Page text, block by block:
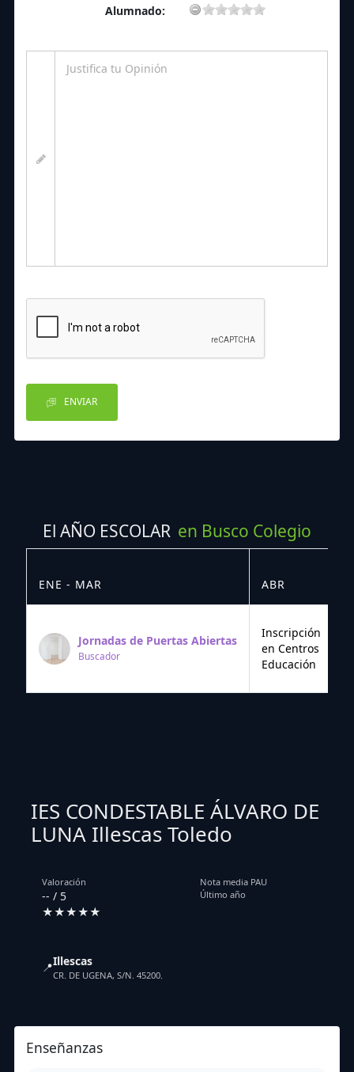
Alumnado:
ENVIAR
El AÑO ESCOLAR en Busco Colegio
ENE - MAR ABR
Jornadas de Puertas Abiertas
Buscador
Inscripción
en Centros
Educación
IES CONDESTABLE ÁLVARO DE
LUNA Illescas Toledo
Valoración
-- / 5
★★★★★
Nota media PAU
Último año
📍Illescas
CR. DE UGENA, S/N. 45200.
Enseñanzas